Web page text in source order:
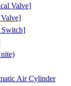
Valve]
Air Cylinder